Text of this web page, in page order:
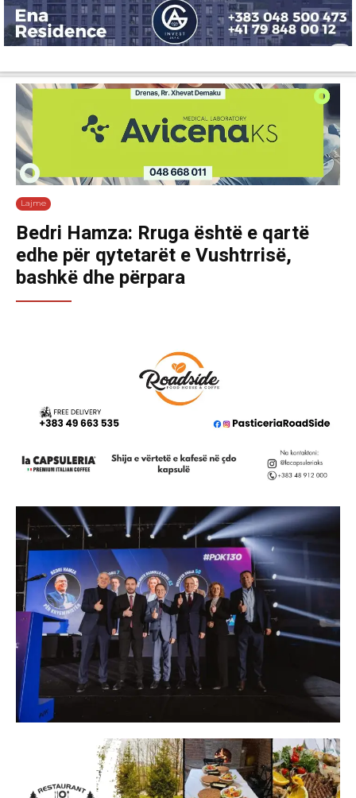
Lajme
Bedri Hamza: Rruga është e qartë
edhe për qytetarët e Vushtrrisë,
bashkë dhe përpara